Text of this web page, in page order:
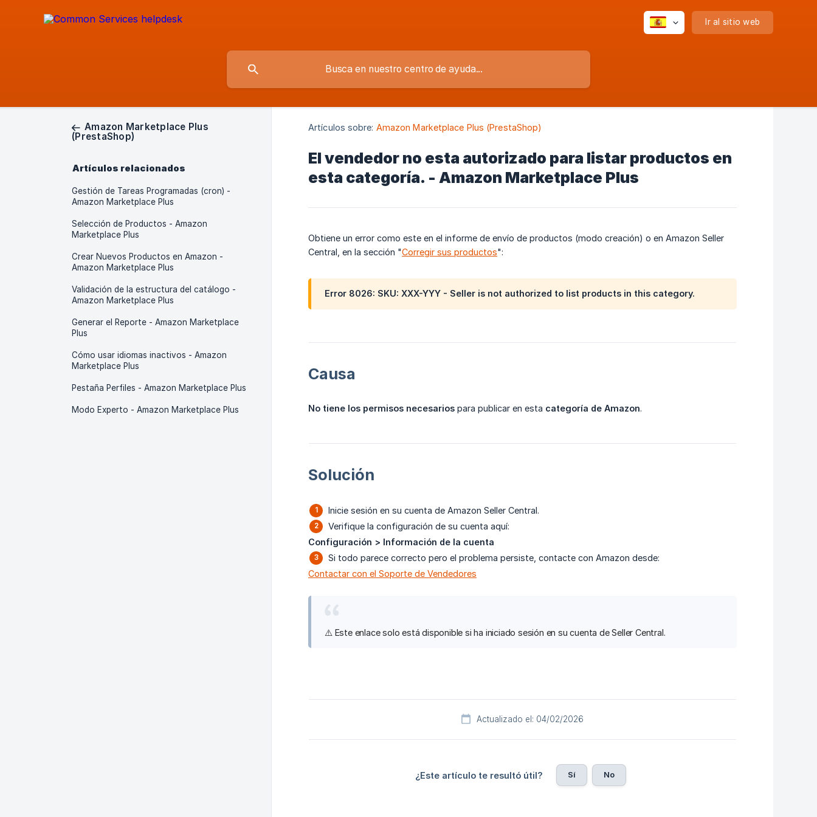
Ir al sitio web
Amazon Marketplace Plus
(PrestaShop)
Artículos relacionados
Gestión de Tareas Programadas (cron) -
Amazon Marketplace Plus
Selección de Productos - Amazon
Marketplace Plus
Crear Nuevos Productos en Amazon -
Amazon Marketplace Plus
Validación de la estructura del catálogo -
Amazon Marketplace Plus
Generar el Reporte - Amazon Marketplace
Plus
Cómo usar idiomas inactivos - Amazon
Marketplace Plus
Pestaña Perfiles - Amazon Marketplace Plus
Modo Experto - Amazon Marketplace Plus
Artículos sobre: Amazon Marketplace Plus (PrestaShop)
El vendedor no esta autorizado para listar productos en
esta categoría. - Amazon Marketplace Plus
Obtiene un error como este en el informe de envío de productos (modo creación) o en Amazon Seller
Central, en la sección "Corregir sus productos":
Error 8026: SKU: XXX-YYY - Seller is not authorized to list products in this category.
Causa
No tiene los permisos necesarios para publicar en esta categoría de Amazon.
Solución
Inicie sesión en su cuenta de Amazon Seller Central.
Verifique la configuración de su cuenta aquí:
Configuración > Información de la cuenta
Si todo parece correcto pero el problema persiste, contacte con Amazon desde:
Contactar con el Soporte de Vendedores
⚠️ Este enlace solo está disponible si ha iniciado sesión en su cuenta de Seller Central.
Actualizado el: 04/02/2026
¿Este artículo te resultó útil? Sí No